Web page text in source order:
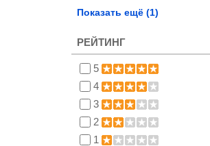
ZOOM
Показать ещё (1)
РЕЙТИНГ
5
4
3
2
1